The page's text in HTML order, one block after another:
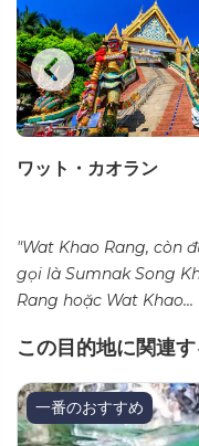
ワット・カオラン
"Wat Khao Rang, còn
gọi là Sumnak Song
Rang hoặc Wat Khao...
この目的地に関連
一番のおすすめ